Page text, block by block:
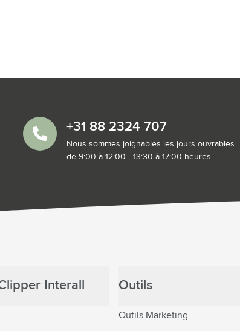
+31 88 2324 707
Nous sommes joignables les jours ouvrables
de 9:00 à 12:00 - 13:30 à 17:00 heures.
Interall Outils
Outils Marketing